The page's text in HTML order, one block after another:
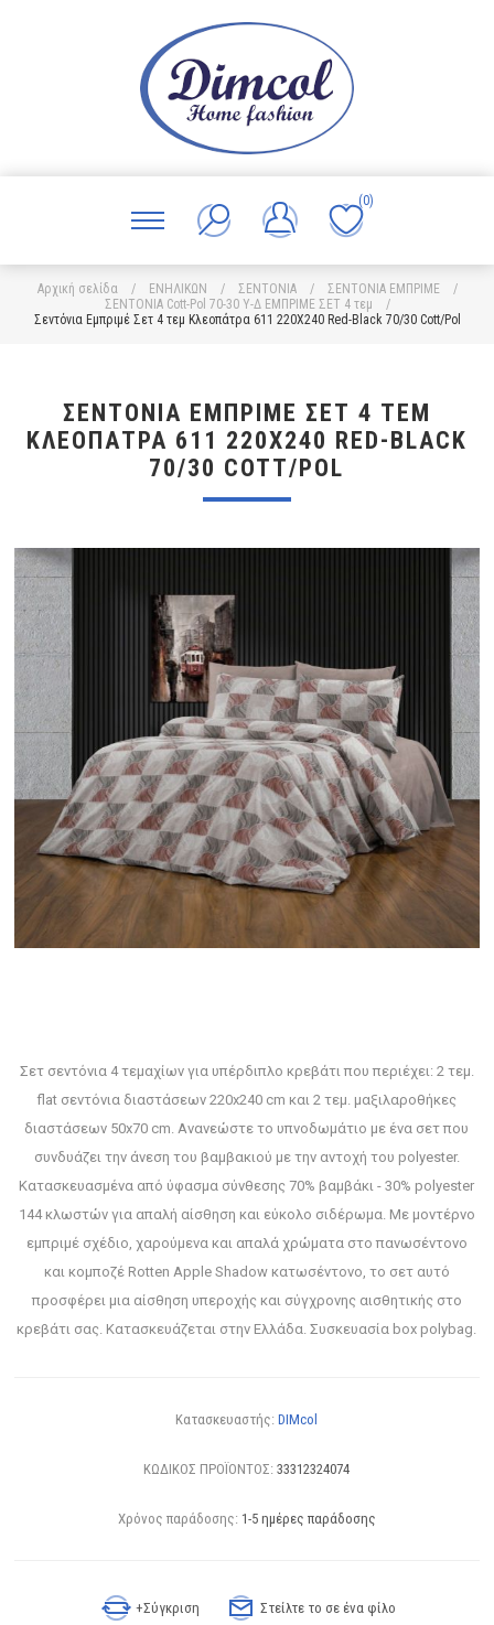
(0)
Αρχική σελίδα / ΕΝΗΛΙΚΩΝ / ΣΕΝΤΟΝΙΑ / ΣΕΝΤΟΝΙΑ ΕΜΠΡΙΜΕ
/
ΣΕΝΤΟΝΙΑ Cott-Pol 70-30 Υ-Δ ΕΜΠΡΙΜΕ ΣΕΤ 4 τεμ
/
Σεντόνια Εμπριμέ Σετ 4 τεμ Κλεοπάτρα 611 220X240 Red-Black 70/30 Cott/Pol
ΣΕΝΤΌΝΙΑ ΕΜΠΡΙΜΈ ΣΕΤ 4 ΤΕΜ
ΚΛΕΟΠΆΤΡΑ 611 220X240 RED-BLACK
70/30 COTT/POL
Σετ σεντόνια 4 τεμαχίων για υπέρδιπλο κρεβάτι που περιέχει: 2 τεμ.
flat σεντόνια διαστάσεων 220x240 cm και 2 τεμ. μαξιλαροθήκες
διαστάσεων 50x70 cm. Ανανεώστε το υπνοδωμάτιο με ένα σετ που
συνδυάζει την άνεση του βαμβακιού με την αντοχή του polyester.
Κατασκευασμένα από ύφασμα σύνθεσης 70% βαμβάκι - 30% polyester
144 κλωστών για απαλή αίσθηση και εύκολο σιδέρωμα. Με μοντέρνο
εμπριμέ σχέδιο, χαρούμενα και απαλά χρώματα στο πανωσέντονο
και κομποζέ Rotten Apple Shadow κατωσέντονο, το σετ αυτό
προσφέρει μια αίσθηση υπεροχής και σύγχρονης αισθητικής στο
κρεβάτι σας. Κατασκευάζεται στην Ελλάδα. Συσκευασία box polybag.
Κατασκευαστής: DIMcol
ΚΩΔΙΚΟΣ ΠΡΟΪΟΝΤΟΣ: 33312324074
Χρόνος παράδοσης: 1-5 ημέρες παράδοσης
+Σύγκριση Στείλτε το σε ένα φίλο